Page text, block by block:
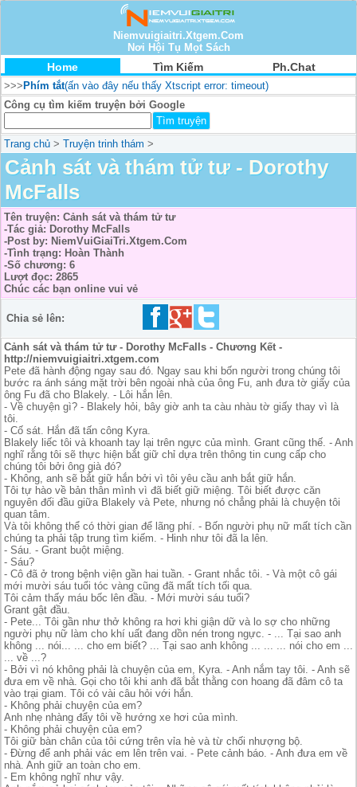
Niemvuigiaitri.Xtgem.Com
Nơi Hội Tụ Mọt Sách
Home Tìm Kiếm Ph.Chat
>>>Phím tắt(ấn vào đây nếu thấy Xtscript error: timeout)
Công cụ tìm kiếm truyện bởi Google
Trang chủ > Truyện trinh thám >
Cảnh sát và thám tử tư - Dorothy
McFalls
Tên truyện: Cảnh sát và thám tử tư
-Tác giả: Dorothy McFalls
-Post by: NiemVuiGiaiTri.Xtgem.Com
-Tình trạng: Hoàn Thành
-Số chương: 6
Lượt đọc: 2865
Chúc các bạn online vui vẻ
Chia sẻ lên:
Cảnh sát và thám tử tư - Dorothy McFalls - Chương Kết -
http://niemvuigiaitri.xtgem.com
Pete đã hành động ngay sau đó. Ngay sau khi bốn người trong chúng tôi
bước ra ánh sáng mặt trời bên ngoài nhà của ông Fu, anh đưa tờ giấy của
ông Fu đã cho Blakely. - Lôi hắn lên.
- Về chuyện gì? - Blakely hỏi, bây giờ anh ta càu nhàu tờ giấy thay vì là
tôi.
- Cố sát. Hắn đã tấn công Kyra.
Blakely liếc tôi và khoanh tay lại trên ngực của mình. Grant cũng thế. - Anh
nghĩ rằng tôi sẽ thực hiện bắt giữ chỉ dựa trên thông tin cung cấp cho
chúng tôi bởi ông già đó?
- Không, anh sẽ bắt giữ hắn bởi vì tôi yêu cầu anh bắt giữ hắn.
Tôi tự hào về bản thân mình vì đã biết giữ miệng. Tôi biết được căn
nguyên đối đầu giữa Blakely và Pete, nhưng nó chẳng phải là chuyện tôi
quan tâm.
Và tôi không thể có thời gian để lãng phí. - Bốn người phụ nữ mất tích cần
chúng ta phải tập trung tìm kiếm. - Hinh như tôi đã la lên.
- Sáu. - Grant buột miệng.
- Sáu?
- Cô đã ở trong bệnh viện gần hai tuần. - Grant nhắc tôi. - Và một cô gái
mới mười sáu tuổi tóc vàng cũng đã mất tích tối qua.
Tôi cảm thấy máu bốc lên đầu. - Mới mười sáu tuổi?
Grant gật đầu.
- Pete... Tôi gần như thở không ra hơi khi giận dữ và lo sợ cho những
người phụ nữ làm cho khí uất đang dồn nén trong ngực. - ... Tại sao anh
không ... nói... ... cho em biết? ... Tại sao anh không ... ... ... nói cho em ...
... về ...?
- Bởi vì nó không phải là chuyện của em, Kyra. - Anh nắm tay tôi. - Anh sẽ
đưa em về nhà. Gọi cho tôi khi anh đã bắt thằng con hoang đã đâm cô ta
vào trại giam. Tôi có vài câu hỏi với hắn.
- Không phải chuyện của em?
Anh nhẹ nhàng đẩy tôi về hướng xe hơi của mình.
- Không phải chuyện của em?
Tôi giữ bàn chân của tôi cứng trên vỉa hè và từ chối nhượng bộ.
- Đừng để anh phải vác em lên trên vai. - Pete cảnh báo. - Anh đưa em về
nhà. Anh giữ an toàn cho em.
- Em không nghĩ như vậy.